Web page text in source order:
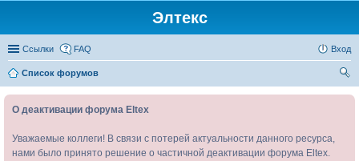
Элтекс
Ссылки FAQ Вход
Список форумов
О деактивации форума Eltex
Уважаемые коллеги! В связи с потерей актуальности данного ресурса,
нами было принято решение о частичной деактивации форума Eltex.